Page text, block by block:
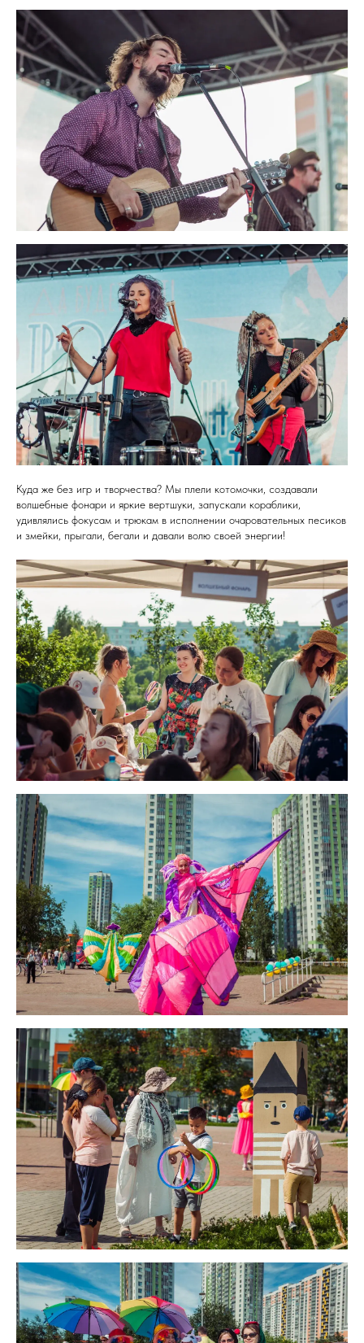
Куда же без игр и творчества? Мы плели котомочки, создавали
волшебные фонари и яркие вертшуки, запускали кораблики,
удивлялись фокусам и трюкам в исполнении очаровательных песиков
и змейки, прыгали, бегали и давали волю своей энергии!